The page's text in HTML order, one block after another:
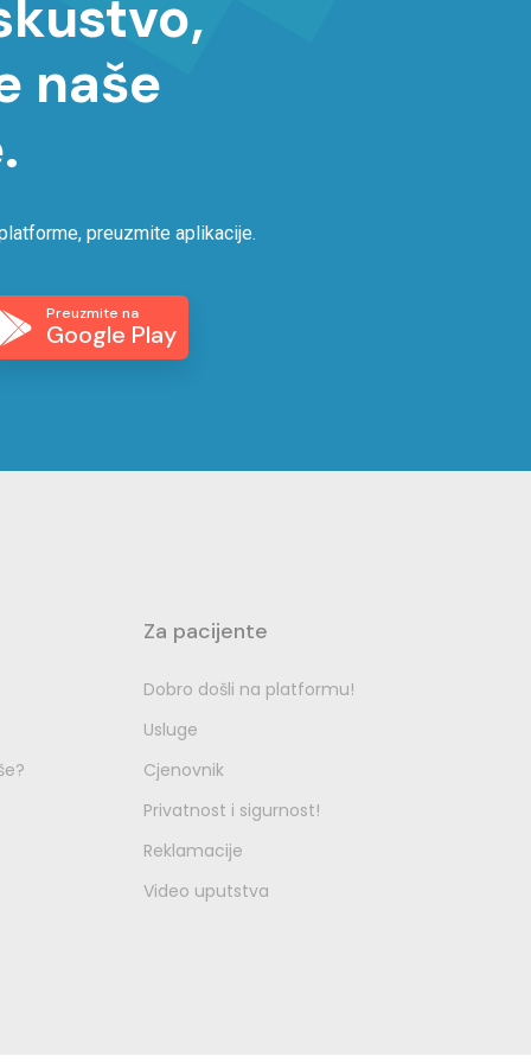
naše
preuzmite aplikacije.
Preuzmite na
Google Play
Za pacijente
Dobro došli na platformu!
Usluge
Cjenovnik
Privatnost i sigurnost!
Reklamacije
Video uputstva